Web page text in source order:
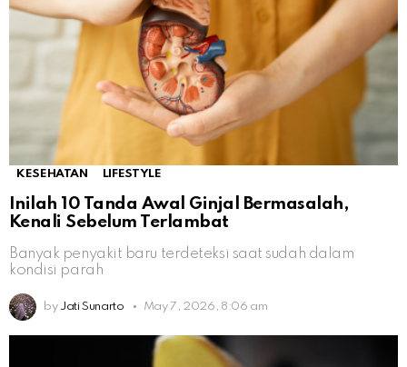
KESEHATAN LIFESTYLE
Inilah 10 Tanda Awal Ginjal Bermasalah,
Kenali Sebelum Terlambat
Banyak penyakit baru terdeteksi saat sudah dalam
kondisi parah
by Jati Sunarto May 7, 2026, 8:06 am